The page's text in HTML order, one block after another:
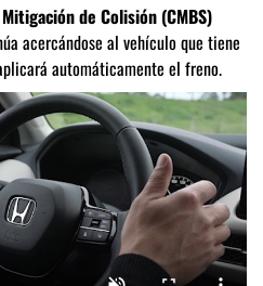
de Colisión (CMBS)
acercándose al vehículo que tiene
automáticamente el freno.